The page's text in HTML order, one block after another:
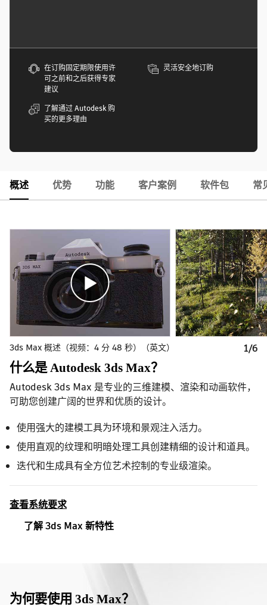
在订购固定期限使用许
可之前和之后获得专家
建议
灵活安全地订购
了解通过 Autodesk 购
买的更多理由
概述 优势 功能 客户案例 软件包 常
什么是 Autodesk 3ds Max？
Autodesk 3ds Max 是专业的三维建模、渲染和动画软件，
可助您创建广阔的世界和优质的设计。
使用强大的建模工具为环境和景观注入活力。
使用直观的纹理和明暗处理工具创建精细的设计和道具。
迭代和生成具有全方位艺术控制的专业级渲染。
查看系统要求
了解 3ds Max 新特性
3ds Max 概述（视频：4 分 48 秒）（英文） 1/6
为何要使用 3ds Max？